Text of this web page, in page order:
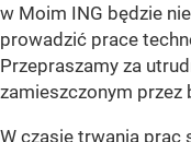
w Moim ING będzie
prowadzić prace
Przepraszamy za
zamieszczonym przez
W czasie trwania prac